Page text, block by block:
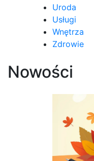
Uroda
Usługi
Wnętrza
Zdrowie
Nowości